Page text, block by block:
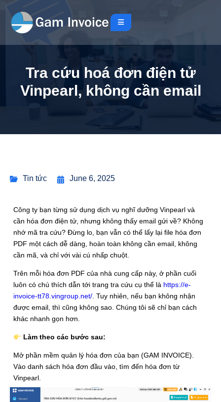
Tra cứu hoá đơn điện tử
Vinpearl, không cần email
Tin tức June 6, 2025
Công ty bạn từng sử dụng dịch vụ nghĩ dưỡng Vinpearl và
cần hóa đơn điện tử, nhưng không thấy email gửi về? Không
nhớ mã tra cứu? Đừng lo, bạn vẫn có thể lấy lại file hóa đơn
PDF một cách dễ dàng, hoàn toàn không cần email, không
cần mã, và chỉ với vài cú nhấp chuột.
Trên mỗi hóa đơn PDF của nhà cung cấp này, ở phần cuối
luôn có chú thích dẫn tới trang tra cứu cụ thể là https://e-
invoice-tt78.vingroup.net/ . Tuy nhiên, nếu bạn không nhận
được email, thì cũng không sao. Chúng tôi sẽ chỉ bạn cách
khác nhanh gọn hơn.
Làm theo các bước sau:
Mở phần mềm quản lý hóa đơn của bạn (GAM INVOICE).
Vào danh sách hóa đơn đầu vào, tìm đến hóa đơn từ
Vinpearl.